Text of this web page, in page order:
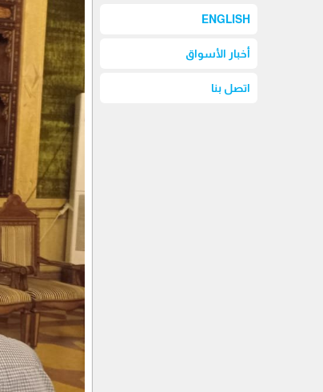
ENGLISH
أخبار الأسواق
اتصل بنا